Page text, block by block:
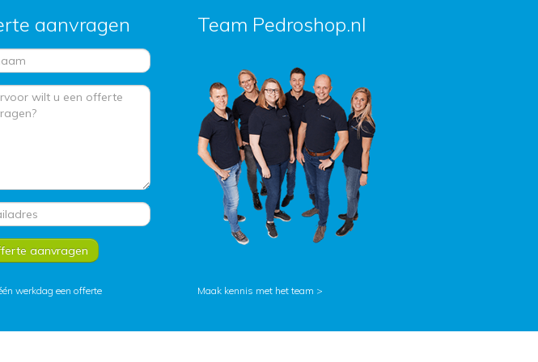
aanvragen
aanvragen
Team Pedroshop.nl
werkdag een offerte Maak kennis met het team >